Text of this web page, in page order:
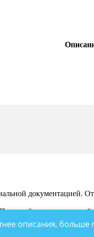
документацией.
подобным вопросам
описания, больше